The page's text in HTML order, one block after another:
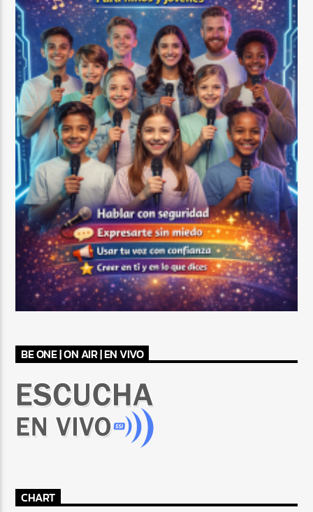
BE ONE | ON AIR | EN VIVO
CHART